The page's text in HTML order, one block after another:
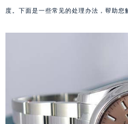
度。下面是一些常见的处理办法，帮助您